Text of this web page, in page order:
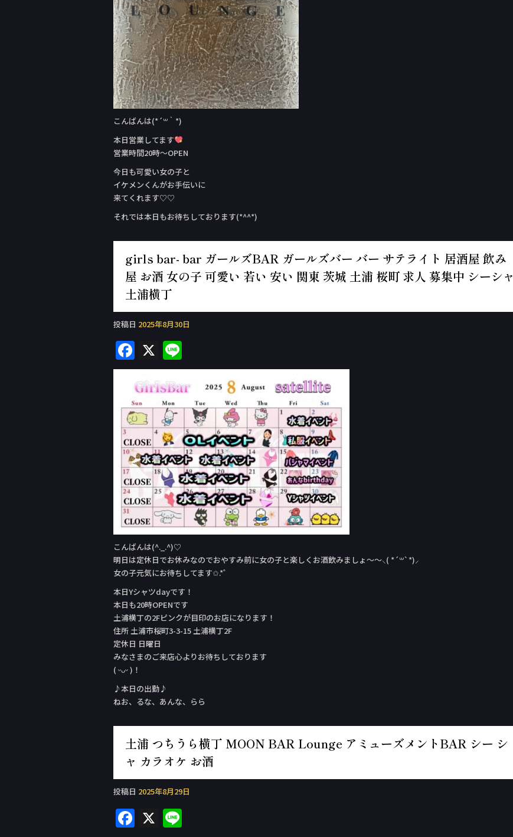
こんばんは(*´꒳｀*)
本日営業してます
営業時間20時〜OPEN
今日も可愛い女の子と
イケメンくんがお手伝いに
来てくれます♡♡
それでは本日もお待ちしております(*^^*)
girls bar- bar ガールズBAR ガールズバー バー サテライト 居酒屋 飲み
屋 お酒 女の子 可愛い 若い 安い 関東 茨城 土浦 桜町 求人 募集中 シーシャ
土浦横丁
投稿日 2025年8月30日
F
a
c
e
b
o
o
k
X
n
e
こんばんは(^._.^)♡
明日は定休日でお休みなのでおやすみ前に女の子と楽しくお酒飲みましょ〜〜⸜( *´꒳`*)⸝
女の子元気にお待ちしてます✩.*˚
本日Yシャツday‬です！
本日も20時OPENです
土浦横丁の2Fピンクが目印のお店になります！
住所 土浦市桜町3-3-15 土浦横丁2F
定休日 日曜日
みなさまのご来店心よりお待ちしております
( ᵕᴗᵕ )！
♪本日の出勤♪
ねお、るな、あんな、らら
土浦 つちうら横丁 MOON BAR Lounge アミューズメントBAR シー シ
ャ カラオケ お酒
投稿日 2025年8月29日
F X